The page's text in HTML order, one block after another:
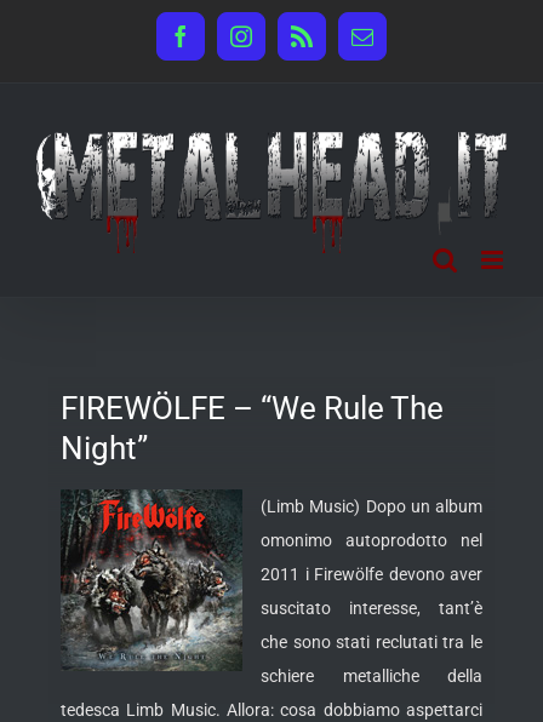
FacebookInstagram
Rss Email
FIREWÖLFE – “We Rule The
Night”
(Limb Music) Dopo un album
omonimo autoprodotto nel
2011 i Firewölfe devono aver
suscitato interesse, tant’è
che sono stati reclutati tra le
schiere metalliche della
tedesca Limb Music. Allora: cosa dobbiamo aspettarci